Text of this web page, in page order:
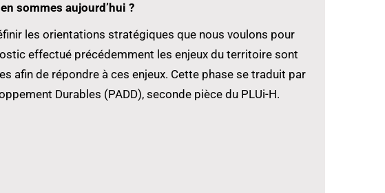
sommes aujourd’hui ?
les orientations stratégiques que nous voulons pour
effectué précédemment les enjeux du territoire sont
afin de répondre à ces enjeux. Cette phase se traduit par
Durables (PADD), seconde pièce du PLUi-H.